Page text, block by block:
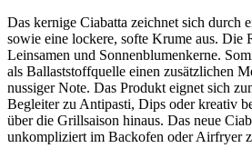
Das kernige Ciabatta zeichnet sich durch
sowie eine lockere, softe Krume aus. Die
Leinsamen und Sonnenblumenkerne.
als Ballaststoffquelle einen zusätzlichen
nussiger Note. Das Produkt eignet sich
Begleiter zu Antipasti, Dips oder kreativ
über die Grillsaison hinaus. Das neue
unkompliziert im Backofen oder Airfryer